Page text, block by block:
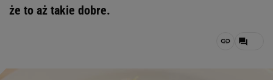
że to aż takie dobre.